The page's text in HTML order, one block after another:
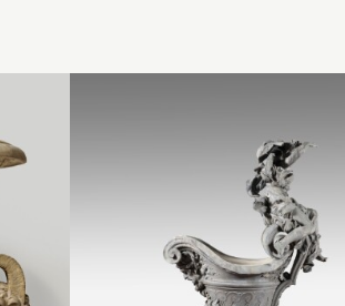
Une
en
Inventaire de 1707 : «
vazes couverts, en
d’urne, de quatre
pouces de haut, orné
couvercle de feuilles
Aiguière dont l’anse,
terminée en volute, est
surmontée d’une figure
féminine assise
représentant Galatée